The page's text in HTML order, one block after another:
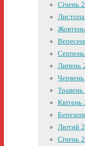
Січень
Липень
Квітень
Лютий
Січень